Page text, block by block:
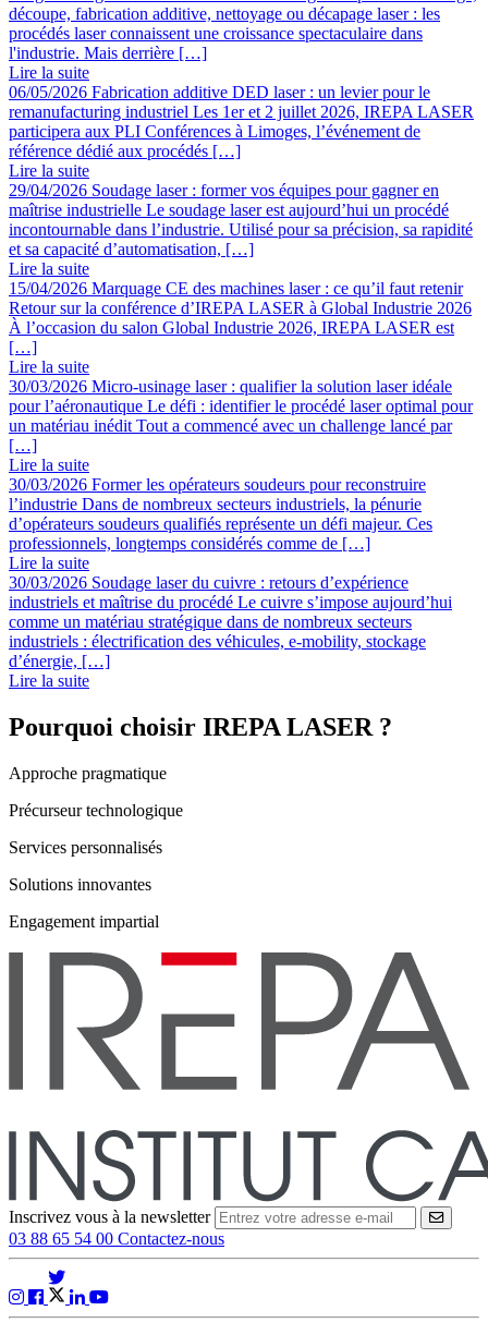
découpe, fabrication additive, nettoyage ou décapage laser : les
procédés laser connaissent une croissance spectaculaire dans
l'industrie. Mais derrière […]
Lire la suite
06/05/2026 Fabrication additive DED laser : un levier pour le
remanufacturing industriel Les 1er et 2 juillet 2026, IREPA LASER
participera aux PLI Conférences à Limoges, l’événement de
référence dédié aux procédés […]
Lire la suite
29/04/2026 Soudage laser : former vos équipes pour gagner en
maîtrise industrielle Le soudage laser est aujourd’hui un procédé
incontournable dans l’industrie. Utilisé pour sa précision, sa rapidité
et sa capacité d’automatisation, […]
Lire la suite
15/04/2026 Marquage CE des machines laser : ce qu’il faut retenir
Retour sur la conférence d’IREPA LASER à Global Industrie 2026
À l’occasion du salon Global Industrie 2026, IREPA LASER est
[…]
Lire la suite
30/03/2026 Micro-usinage laser : qualifier la solution laser idéale
pour l’aéronautique Le défi : identifier le procédé laser optimal pour
un matériau inédit Tout a commencé avec un challenge lancé par
[…]
Lire la suite
30/03/2026 Former les opérateurs soudeurs pour reconstruire
l’industrie Dans de nombreux secteurs industriels, la pénurie
d’opérateurs soudeurs qualifiés représente un défi majeur. Ces
professionnels, longtemps considérés comme de […]
Lire la suite
30/03/2026 Soudage laser du cuivre : retours d’expérience
industriels et maîtrise du procédé Le cuivre s’impose aujourd’hui
comme un matériau stratégique dans de nombreux secteurs
industriels : électrification des véhicules, e-mobility, stockage
d’énergie, […]
Lire la suite
Pourquoi choisir IREPA LASER ?
Approche pragmatique
Précurseur technologique
Services personnalisés
Solutions innovantes
Engagement impartial
Inscrivez vous à la newsletter
03 88 65 54 00 Contactez-nous